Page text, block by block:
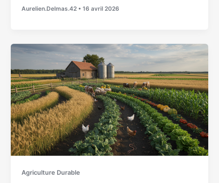
Aurelien.Delmas.42 •16 avril 2026
Agriculture Durable